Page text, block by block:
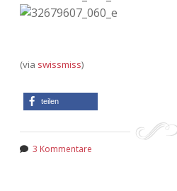
(via swissmiss)
teilen
3 Kommentare